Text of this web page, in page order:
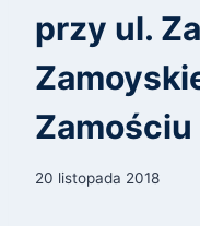
przy ul.
Zamościu
20 listopada 2018